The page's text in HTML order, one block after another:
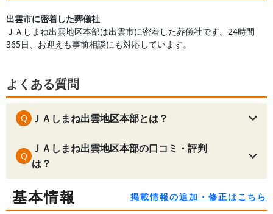
出雲市に密着した葬儀社
ＪＡしまね出雲地区本部は出雲市に密着した葬儀社です。24時間
365日、お迎えも事前相談にも対応しています。
よくある質問
Q ＪＡしまね出雲地区本部とは？
Q
ＪＡしまね出雲地区本部の口コミ・評判
は？
基本情報 掲載情報の追加・修正はこちら